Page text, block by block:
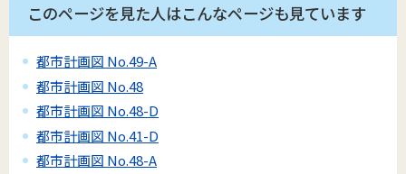
このページを見た人はこんなページも見ています
都市計画図 No.49-A
都市計画図 No.48
都市計画図 No.48-D
都市計画図 No.41-D
都市計画図 No.48-A